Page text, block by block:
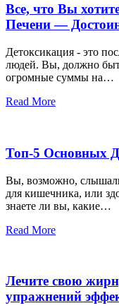
Все, что Вы
Печени —
Детоксикация - это
людей. Вы, должно
огромные суммы на…
Read More
Топ-5 Основных
Вы, возможно,
для кишечника, или
знаете ли вы, какие…
Read More
Лечите свою
упражнений